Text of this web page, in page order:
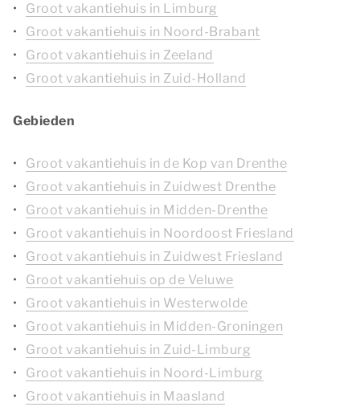
Groot vakantiehuis in Limburg
Groot vakantiehuis in Noord-Brabant
Groot vakantiehuis in Zeeland
Groot vakantiehuis in Zuid-Holland
Gebieden
Groot vakantiehuis in de Kop van Drenthe
Groot vakantiehuis in Zuidwest Drenthe
Groot vakantiehuis in Midden-Drenthe
Groot vakantiehuis in Noordoost Friesland
Groot vakantiehuis in Zuidwest Friesland
Groot vakantiehuis op de Veluwe
Groot vakantiehuis in Westerwolde
Groot vakantiehuis in Midden-Groningen
Groot vakantiehuis in Zuid-Limburg
Groot vakantiehuis in Noord-Limburg
Groot vakantiehuis in Maasland